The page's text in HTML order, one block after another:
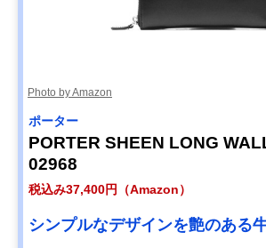
Photo by Amazon
ポーター
PORTER SHEEN LONG
02968
税込み37,400円（Amazon）
シンプルなデザインを艶のある